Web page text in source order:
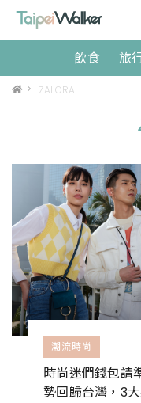
飲食 旅
> ZALORA
潮流時尚
時尚迷們錢包請
勢回歸台灣，3